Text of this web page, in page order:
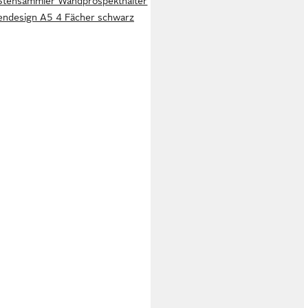
A5 4 Fächer schwarz